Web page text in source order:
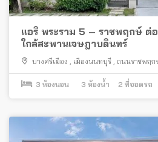
แอริ พระราม 5 – ราชพฤกษ์ ต่
ใกล้สะพานเจษฎาบดินทร์
บางศรีเมือง เมืองนนทบุรี ถนนราชพฤก
3 ห้องนอน 3 ห้องน้ำ 2 ที่จอดรถ